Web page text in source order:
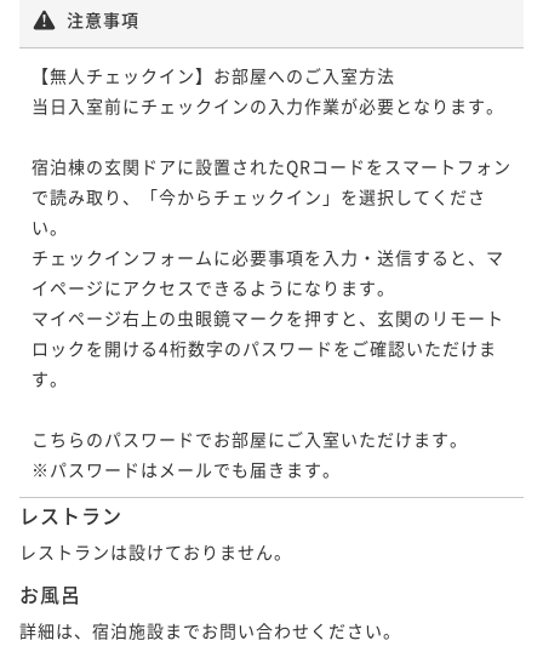
注意事項
【無人チェックイン】お部屋へのご入室方法
当日入室前にチェックインの入力作業が必要となります。
宿泊棟の玄関ドアに設置されたQRコードをスマートフォン
で読み取り、「今からチェックイン」を選択してくださ
い。
チェックインフォームに必要事項を入力・送信すると、マ
イページにアクセスできるようになります。
マイページ右上の虫眼鏡マークを押すと、玄関のリモート
ロックを開ける4桁数字のパスワードをご確認いただけま
す。
こちらのパスワードでお部屋にご入室いただけます。
※パスワードはメールでも届きます。
レストラン
レストランは設けておりません。
お風呂
詳細は、宿泊施設までお問い合わせください。